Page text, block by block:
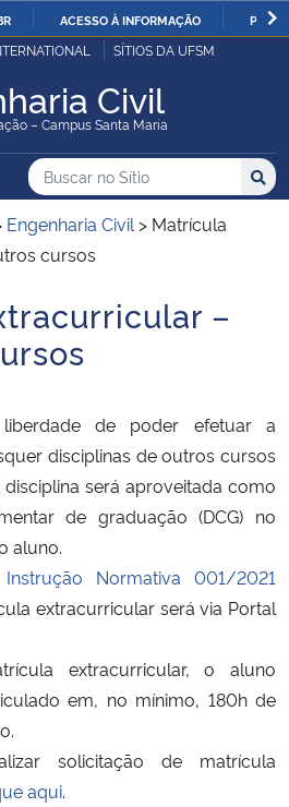
IR
O
ACESSO À INFORMAÇÃO
Pública
Inovações e Comunicações
SÍTIOS DA UFSM
Civil
– Campus Santa Maria
do Sítio
Busca
Buscar no no Sítio
Busca:
Engenharia Civil > Matrícula
cursos
–
liberdade de poder efetuar a
disciplinas de outros cursos
será aproveitada como
de graduação (DCG) no
aluno.
Instrução Normativa 001/2021
extracurricular será via Portal
extracurricular, o aluno
em, no mínimo, 180h de
solicitação de matrícula
aqui.